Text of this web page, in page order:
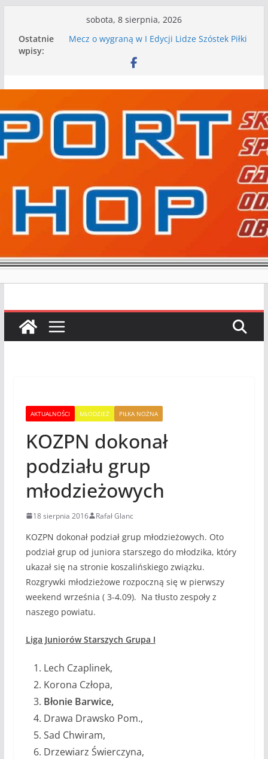
treści
sobota, 8 sierpnia, 2026
Ostatnie
wpisy:
Mecz o wygraną w I Edycji Lidze Szóstek Piłki
Nasze piłkarskie zespoły w toku przygotowań
Kolejne gry kontrolne naszych piłkarskich
WKS wygrywa pierwszą edycję Ligi Szóstek w
Gwdzie Wielkiej
I mamy kolejne gry kontrolne, piłkarskie
granie przed nami
AKTUALNOŚCI MŁODZIEŻ PIŁKA NOŻNA
KOZPN dokonał
podziału grup
młodzieżowych
18 sierpnia 2016 Rafał Glanc
KOZPN dokonał podział grup młodzieżowych. Oto
podział grup od juniora starszego do młodzika, który
ukazał się na stronie koszalińskiego związku.
Rozgrywki młodzieżowe rozpoczną się w pierwszy
weekend września ( 3-4.09). Na tłusto zespoły z
naszego powiatu.
Liga Juniorów Starszych Grupa I
Lech Czaplinek,
Korona Człopa,
Błonie Barwice,
Drawa Drawsko Pom.,
Sad Chwiram,
Drzewiarz Świerczyna,